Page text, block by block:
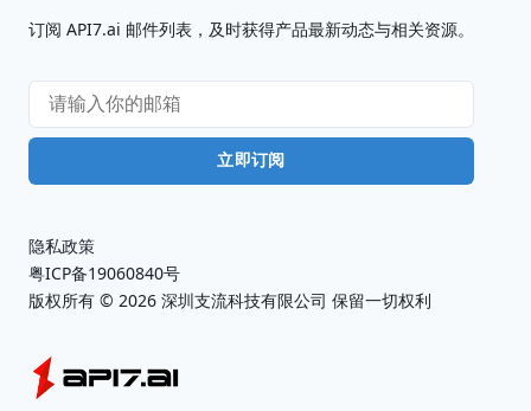
订阅 API7.ai 邮件列表，及时获得产品最新动态与相关资源。
立即订阅
隐私政策
粤ICP备19060840号
版权所有 © 2026 深圳支流科技有限公司 保留一切权利